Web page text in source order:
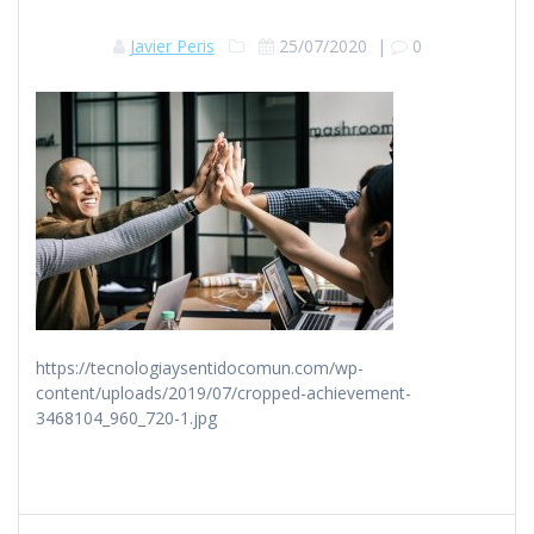
Javier Peris 25/07/2020 | 0
https://tecnologiaysentidocomun.com/wp-
content/uploads/2019/07/cropped-achievement-
3468104_960_720-1.jpg